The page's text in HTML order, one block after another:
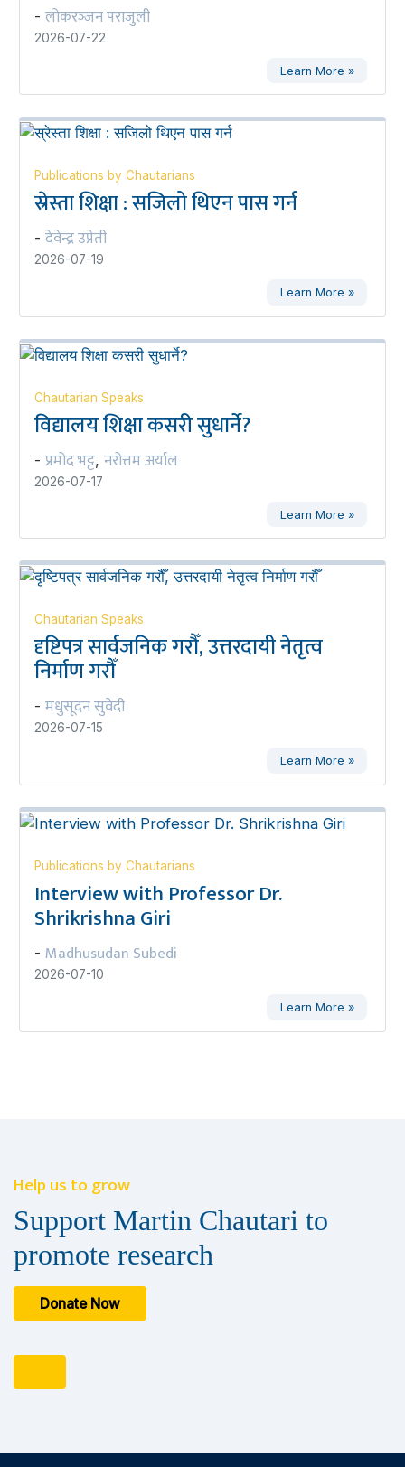
- लोकरञ्‍जन पराजुली
2026-07-22
Learn More »
Publications by Chautarians
स्रेस्ता शिक्षा : सजिलो थिएन पास गर्न
- देवेन्द्र उप्रेती
2026-07-19
Learn More »
Chautarian Speaks
विद्यालय शिक्षा कसरी सुधार्ने?
- प्रमोद भट्ट, नरोत्तम अर्याल
2026-07-17
Learn More »
Chautarian Speaks
दृष्टिपत्र सार्वजनिक गरौँ, उत्तरदायी नेतृत्व
निर्माण गरौँ
- मधुसूदन सुवेदी
2026-07-15
Learn More »
Publications by Chautarians
Interview with Professor Dr.
Shrikrishna Giri
- Madhusudan Subedi
2026-07-10
Learn More »
Help us to grow
Support Martin Chautari to
promote research
Donate Now